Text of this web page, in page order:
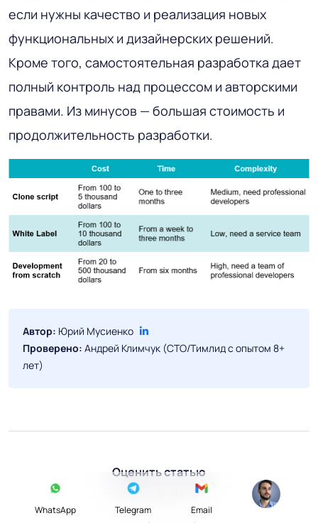
если нужны качество и реализация новых
функциональных и дизайнерских решений.
Кроме того, самостоятельная разработка дает
полный контроль над процессом и авторскими
правами. Из минусов — большая стоимость и
продолжительность разработки.
Автор: Юрий Мусиенко
Проверено: Андрей Климчук (CTO/Тимлид с опытом 8+
лет)
Оценить статью
5 stars
4 stars
3 stars
2 stars
1 star
WhatsApp Telegram Email